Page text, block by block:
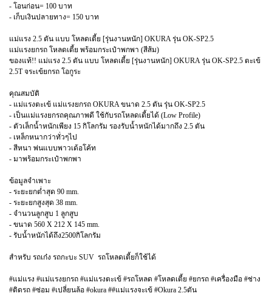
- โอนก่อน= 100 บาท
- เก็บเงินปลายทาง= 150 บาท
แม่แรง 2.5 ตัน แบบ โหลดเตี้ย [รุ่นงานหนัก] OKURA รุ่น OK-SP2.5
แม่แรงยกรถ โหลดเตี้ย พร้อมกระเป๋าพกพา (สีส้ม)
ของแท้!! แม่แรง 2.5 ตัน แบบ โหลดเตี้ย [รุ่นงานหนัก] OKURA รุ่น OK-SP2.5 ตะเข้
2.5T จระเข้ยกรถ โอกูระ
คุณสมบัติ
- แม่แรงตะเข้ แม่แรงยกรถ OKURA ขนาด 2.5 ตัน รุ่น OK-SP2.5
- เป็นแม่แรงยกรถคุณภาพดี ใช้กับรถโหลดเตี้ยได้ (Low Profile)
- ตัวเล็กน้ำหนักเพียง 15 กิโลกรัม รองรับน้ำหนักได้มากถึง 2.5 ตัน
- เหล็กหนากว่าทั่วๆไป
- สีหนา พ่นแบบพาวเด้อโค้ท
- มาพร้อมกระเป๋าพกพา
ข้อมูลจำเพาะ
- ระยะยกต่ำสุด 90 mm.
- ระยะยกสูงสุด 38 mm.
- จำนวนลูกสูบ 1 ลูกสูบ
- ขนาด 560 X 212 X 145 mm.
- รับน้ำหนักได้ถึง2500กิโลกรัม
สำหรับ รถเก๋ง รถกะบะ SUV รถโหลดเตี้ยก็ใช้ได้
#แม่แรง #แม่แรงยกรถ #แม่แรงตะเข้ #รถโหลด #โหลดเตี้ย #ยกรถ #เครื่องมือ #ช่าง
#ติดรถ #ซ่อม #เปลี่ยนล้อ #okura ##แม่แรงจะเข้ #Okura 2.5ตัน